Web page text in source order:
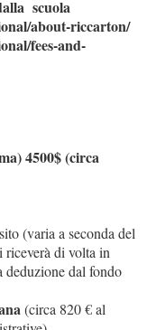
scuola
about-riccarton/
fees-and-
4500$ (circa
(varia a seconda del
riceverà di volta in
deduzione dal fondo
(circa 820 € al